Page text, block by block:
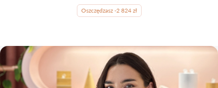
Oszczędzasz -2 824 zł